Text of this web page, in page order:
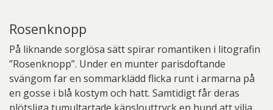
Rosenknopp
På liknande sorglösa sätt spirar romantiken i litografin
”Rosenknopp”. Under en munter parisdoftande
svängom far en sommarklädd flicka runt i armarna på
en gosse i blå kostym och hatt. Samtidigt får deras